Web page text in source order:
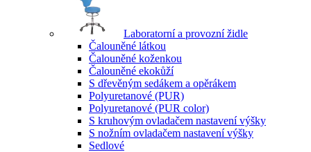
Laboratorní a provozní židle
Čalouněné látkou
Čalouněné koženkou
Čalouněné ekokůží
S dřevěným sedákem a opěrákem
Polyuretanové (PUR)
Polyuretanové (PUR color)
S kruhovým ovladačem nastavení výšky
S nožním ovladačem nastavení výšky
Sedlové